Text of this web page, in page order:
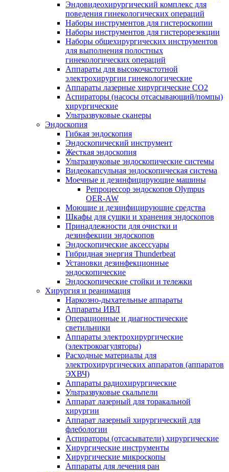
Эндовидеохирургический комплекс для
поведения гинекологических операций
Наборы инструментов для гистероскопии
Наборы инструментов для гистерорезекции
Наборы общехирургических инструментов
для выполнения полостных
гинекологических операций
Аппараты для высокочастотной
электрохирургии гинекологические
Аппараты лазерные хирургические СО2
Аспираторы (насосы отсасывающий/помпы)
хирургические
Ультразвуковые сканеры
Эндоскопия
Гибкая эндоскопия
Эндоскопический инструмент
Жесткая эндоскопия
Ультразвуковые эндоскопические системы
Видеокапсульная эндоскопическая система
Моечные и дезинфицирующие машины
Репроцессор эндоскопов Olympus
OER-AW
Моющие и дезинфицирующие средства
Шкафы для сушки и хранения эндоскопов
Принадлежности для очистки и
дезинфекции эндоскопов
Эндоскопические аксессуары
Гибридная энергия Thunderbeat
Установки дезинфекционные
эндоскопические
Эндоскопические стойки и тележки
Хирургия и реанимация
Наркозно-дыхательные аппараты
Аппараты ИВЛ
Операционные и диагностические
светильники
Аппараты электрохирургические
(электрокоагуляторы)
Расходные материалы для
электрохирургических аппаратов (аппаратов
ЭХВЧ)
Аппараты радиохирургические
Ультразвуковые скальпели
Аппарат лазерный для торакальной
хирургии
Аппарат лазерный хирургический для
флебологии
Аспираторы (отсасыватели) хирургические
Хирургические инструменты
Хирургические микроскопы
Аппараты для лечения ран